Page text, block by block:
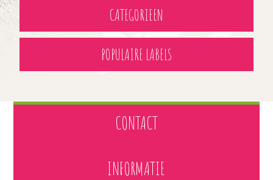
CATEGORIEEN
POPULAIRE LABELS
CONTACT
INFORMATIE